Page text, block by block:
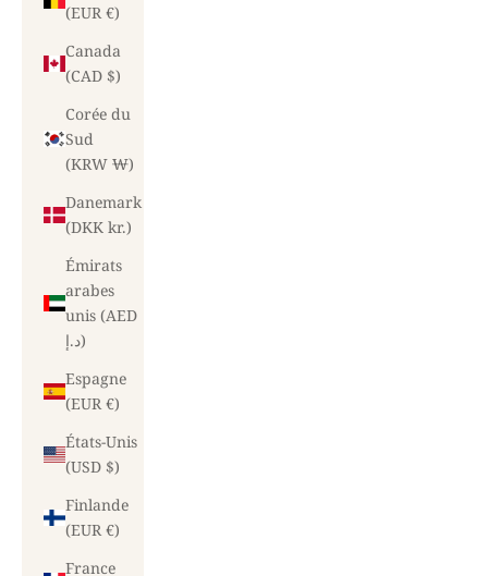
(EUR €)
Canada
(CAD $)
Corée du
Sud
(KRW ₩)
Danemark
(DKK kr.)
Émirats
arabes
unis (AED
د.إ)
Espagne
(EUR €)
États-Unis
(USD $)
Finlande
(EUR €)
France